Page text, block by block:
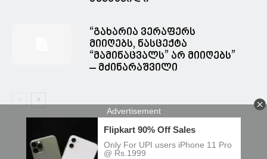
“გახარია ვერაფერს
მიიღებს, ნასცექტა
“მამინაცვალს” არ მიიღებს”
– მძინარაშვილი